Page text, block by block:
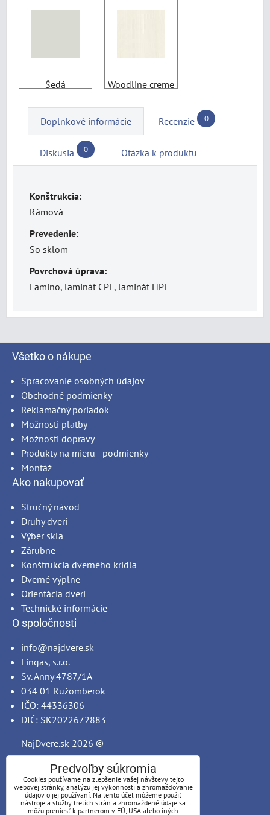
Šedá Woodline creme
Doplnkové informácie Recenzie 0
Diskusia 0 Otázka k produktu
Konštrukcia:
Rámová
Prevedenie:
So sklom
Povrchová úprava:
Lamino, laminát CPL, laminát HPL
Všetko o nákupe
Spracovanie osobných údajov
Obchodné podmienky
Reklamačný poriadok
Možnosti platby
Možnosti dopravy
Produkty na mieru - podmienky
Montáž
Ako nakupovať
Stručný návod
Druhy dverí
Výber skla
Zárubne
Konštrukcia dverného krídla
Dverné výplne
Orientácia dverí
Technické informácie
O spoločnosti
info@najdvere.sk
Lingas, s.r.o.
Sv. Anny 4787/1A
034 01 Ružomberok
IČO: 44336306
DIČ: SK2022672883
NajDvere.sk 2026 ©
Predvoľby súkromia
Cookies používame na zlepšenie vašej návštevy tejto
webovej stránky, analýzu jej výkonnosti a zhromažďovanie
údajov o jej používaní. Na tento účel môžeme použiť
nástroje a služby tretích strán a zhromaždené údaje sa
môžu preniesť k partnerom v EÚ, USA alebo iných